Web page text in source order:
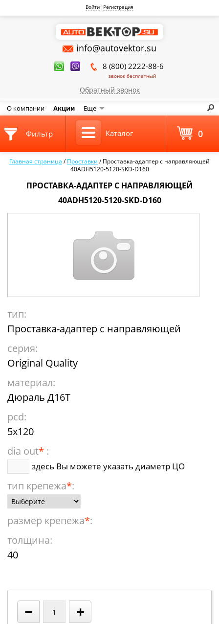
Войти Регистрация
info@autovektor.su
8 (800) 2222-88-6
звонок бесплатный
Обратный звонок
О компании Акции Еще
Главная страница /Проставки /Проставка-адаптер с направляющей
40ADH5120-5120-SKD-D160
ПРОСТАВКА-АДАПТЕР С НАПРАВЛЯЮЩЕЙ
40ADH5120-5120-SKD-D160
тип:
Проставка-адаптер с направляющей
серия:
Original Quality
материал:
Дюраль Д16Т
pcd:
5x120
dia out* :
здесь Вы можете указать диаметр ЦО
тип крепежа*:
размер крепежа*:
толщина:
40
− +
Фильтр Каталог 0